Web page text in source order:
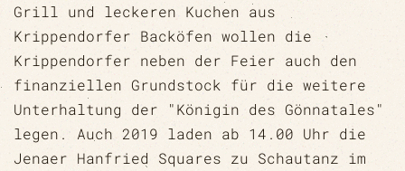
Grill und leckeren Kuchen aus
Krippendorfer Backöfen wollen die
Krippendorfer neben der Feier auch den
finanziellen Grundstock für die weitere
Unterhaltung der "Königin des Gönnatales"
legen. Auch 2019 laden ab 14.00 Uhr die
Jenaer Hanfried Squares zu Schautanz im